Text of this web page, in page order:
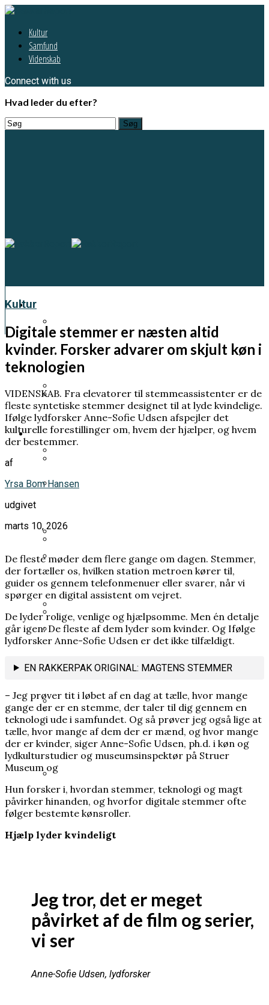
Kultur
Samfund
Videnskab
Connect with us
Hvad leder du efter?
Kultur
Et genfærd fra 1918 skal fortælle os en
vigtig klimahistorie
Prins Andrew planlægger sin egen
begravelse – frygter at dø før han bliver
Mette-Marit sat på transplantationsliste
Prins Joachim gik fra arveprins til outsider,
nu er han mere populær end længe
Marit er blevet alvorligt dårligere
Samfund
Pia Kjærsgaard forlod sit parti og tog
mandatet med sig
Han fik LSD uden at vide det. Hans klage
Varde Kommune betalte millionbeløb til
lobbyister
Grundloven bliver kaldt et
frihedsdokument, men i Grønland og på
Færøerne opleves den som en
35 års spørgsmål tvang regeringen til ny
undersøgelse af Scandinavian Star
Videnskab
Han ville forstå livets oprindelse. Men
endte med at bygge elementer til
Mange kender Schrödingers kat, men
ingen ved, hvorfor den blev opfundet
Heisenberg hævdede, at han bremsede
passer
Han brødfødte milliarder, men forlængede
Første Verdenskrig
I sin fritid blev en embedsmand
nobelprismodtager
Kultur
Digitale stemmer er næsten altid
kvinder. Forsker advarer om skjult køn i
teknologien
VIDENSKAB. Fra elevatorer til stemmeassistenter er de
fleste syntetiske stemmer designet til at lyde kvindelige.
Ifølge lydforsker Anne-Sofie Udsen afspejler det
kulturelle forestillinger om, hvem der hjælper, og hvem
der bestemmer.
af
Yrsa Bom Hansen
udgivet
marts 10, 2026
De fleste møder dem flere gange om dagen. Stemmer,
der fortæller os, hvilken station metroen kører til,
guider os gennem telefonmenuer eller svarer, når vi
spørger en digital assistent om vejret.
De lyder rolige, venlige og hjælpsomme. Men én detalje
går igen: De fleste af dem lyder som kvinder. Og Ifølge
lydforsker Anne-Sofie Udsen er det ikke tilfældigt.
EN RAKKERPAK ORIGINAL: MAGTENS STEMMER
– Jeg prøver tit i løbet af en dag at tælle, hvor mange
gange der er en stemme, der taler til dig gennem en
teknologi ude i samfundet. Og så prøver jeg også lige at
tælle, hvor mange af dem der er mænd, og hvor mange
der er kvinder, siger Anne-Sofie Udsen, ph.d. i køn og
lydkulturstudier og museumsinspektør på Struer
Museum og
Hun forsker i, hvordan stemmer, teknologi og magt
påvirker hinanden, og hvorfor digitale stemmer ofte
følger bestemte kønsroller.
Hjælp lyder kvindeligt
Jeg tror, det er meget
påvirket af de film og serier,
vi ser
Anne-Sofie Udsen, lydforsker